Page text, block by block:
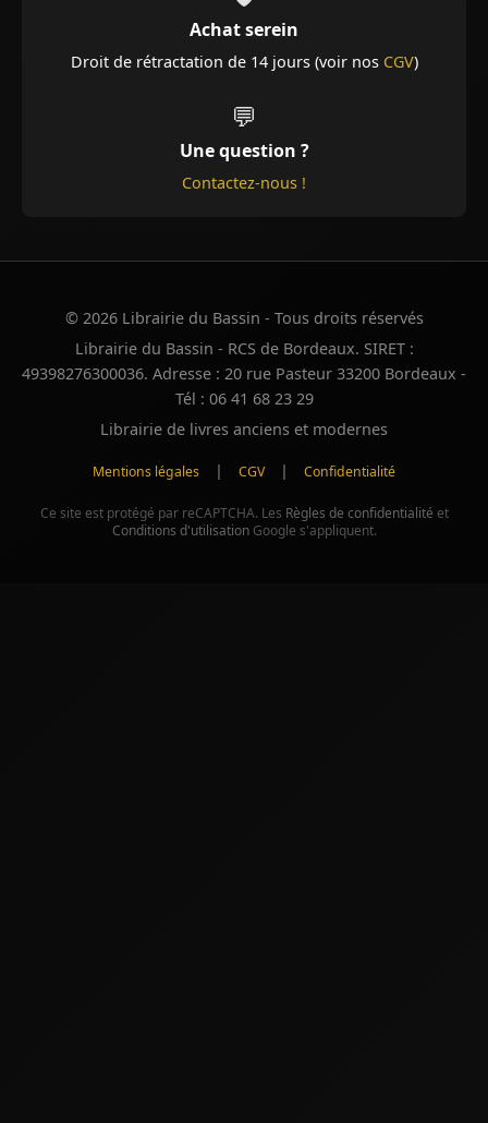
Achat serein
Droit de rétractation de 14 jours (voir nos CGV)
💬
Une question ?
Contactez-nous !
© 2026 Librairie du Bassin - Tous droits réservés
Librairie du Bassin - RCS de Bordeaux. SIRET :
49398276300036. Adresse : 20 rue Pasteur 33200 Bordeaux -
Tél : 06 41 68 23 29
Librairie de livres anciens et modernes
Mentions légales | CGV | Confidentialité
Ce site est protégé par reCAPTCHA. Les Règles de confidentialité et
Conditions d'utilisationGoogle s'appliquent.